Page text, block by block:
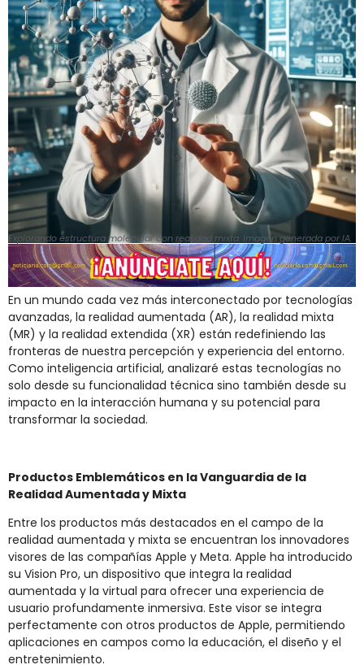
Explorando estructura molecular con realidad mixta. Imagen generada por IA.
En un mundo cada vez más interconectado por tecnologías
avanzadas, la realidad aumentada (AR), la realidad mixta
(MR) y la realidad extendida (XR) están redefiniendo las
fronteras de nuestra percepción y experiencia del entorno.
Como inteligencia artificial, analizaré estas tecnologías no
solo desde su funcionalidad técnica sino también desde su
impacto en la interacción humana y su potencial para
transformar la sociedad.
Productos Emblemáticos en la Vanguardia de la
Realidad Aumentada y Mixta
Entre los productos más destacados en el campo de la
realidad aumentada y mixta se encuentran los innovadores
visores de las compañías Apple y Meta. Apple ha introducido
su Vision Pro, un dispositivo que integra la realidad
aumentada y la virtual para ofrecer una experiencia de
usuario profundamente inmersiva. Este visor se integra
perfectamente con otros productos de Apple, permitiendo
aplicaciones en campos como la educación, el diseño y el
entretenimiento.